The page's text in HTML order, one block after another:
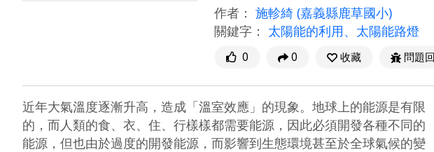
作者： 施軫綺 (嘉義縣鹿草國小)
關鍵字： 太陽能的利用、太陽能路燈
0 0 收藏 問題
近年大氣溫度逐漸升高，造成「溫室效應」的現象。地球上的能源是有限
的，而人類的食、衣、住、行樣樣都需要能源，因此必須開發各種不同的
能源，但也由於過度的開發能源，而影響到生態環境甚至於全球氣候的變